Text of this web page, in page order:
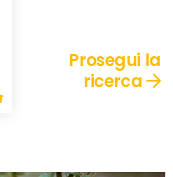
Prosegui la
ricerca